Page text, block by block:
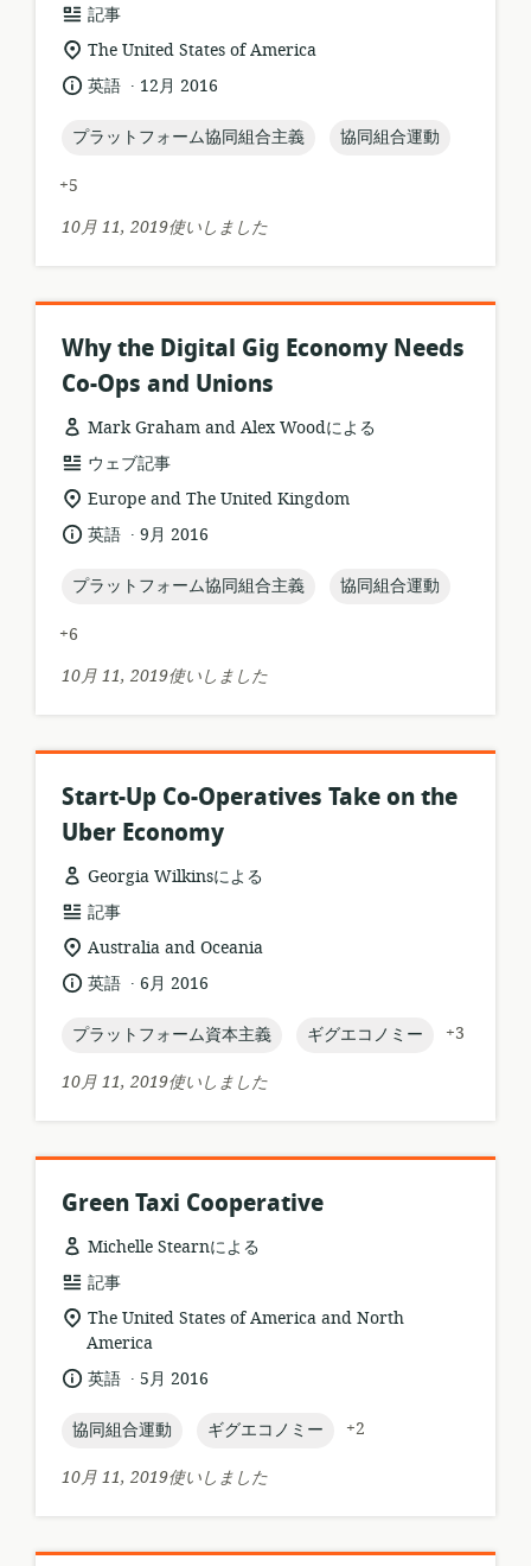
リ
ソ
ー
ス
ォ
ト:
記事
関
連
す
る
ロ
シ
ン:
The United States of America
言 英語 .
公
日:
12月 2016
topic:
プラットフォーム協同組合主義 topic:
協同組合運動
+5
10月 11, 2019使いしました
Why the Digital Gig Economy Needs
Co-Ops and Unions
Mark Graham and Alex Woodによる
リ
ソ
ー
ス
ォ
ト:
ウェブ記事
関
連
す
る
ロ
シ
ン:
Europe and The United Kingdom
言 英語 .
公
日:
9月 2016
topic:
プラットフォーム協同組合主義 topic:
協同組合運動
+6
10月 11, 2019使いしました
Start-Up Co-Operatives Take on the
Uber Economy
Georgia Wilkinsによる
リ
ソ
ー
ス
ォ
マ
記事
関
連
す
る
ロ
ケ
ー
シ
Australia and Oceania
言 英語 .
公
日:
6月 2016
topic:
プラットフォーム資本主義 topic:
ギグエコノミー
+3
10月 11, 2019使いしました
Green Taxi Cooperative
Michelle Stearnによる
リ
ソ
ー
ス
フ
ー
ッ
記事
関
連
す
る
ロ
ケ
ー
シ
ョ
The United States of America and North
America
言 英語 .
公
日:
5月 2016
topic:
協同組合運動 topic:
ギグエコノミー
+2
10月 11, 2019使いしました